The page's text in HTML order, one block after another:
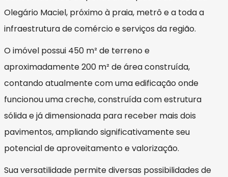
Olegário Maciel, próximo à praia, metrô e a toda a
infraestrutura de comércio e serviços da região.
O imóvel possui 450 m² de terreno e
aproximadamente 200 m² de área construída,
contando atualmente com uma edificação onde
funcionou uma creche, construída com estrutura
sólida e já dimensionada para receber mais dois
pavimentos, ampliando significativamente seu
potencial de aproveitamento e valorização.
Sua versatilidade permite diversas possibilidades de